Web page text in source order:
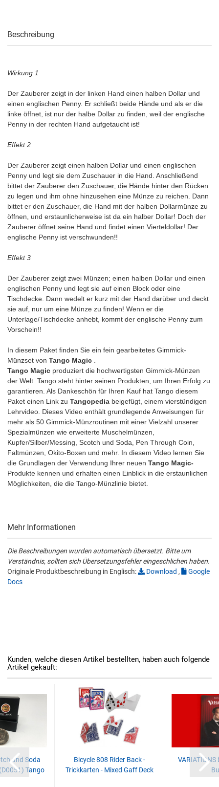
Beschreibung
Wirkung 1
Der Zauberer zeigt in der linken Hand einen halben Dollar und
einen englischen Penny. Er schließt beide Hände und als er die
linke öffnet, ist nur der halbe Dollar zu finden, weil der englische
Penny in der rechten Hand aufgetaucht ist!
Effekt 2
Der Zauberer zeigt einen halben Dollar und einen englischen
Penny und legt sie dem Zuschauer in die Hand. Anschließend
bittet der Zauberer den Zuschauer, die Hände hinter den Rücken
zu legen und ihm ohne hinzusehen eine Münze zu reichen. Dann
bittet er den Zuschauer, die Hand mit der halben Dollarmünze zu
öffnen, und erstaunlicherweise ist da ein halber Dollar! Doch der
Zauberer öffnet seine Hand und findet einen Vierteldollar! Der
englische Penny ist verschwunden!!
Effekt 3
Der Zauberer zeigt zwei Münzen; einen halben Dollar und einen
englischen Penny und legt sie auf einen Block oder eine
Tischdecke. Dann wedelt er kurz mit der Hand darüber und deckt
sie auf, nur um eine Münze zu finden! Wenn er die
Unterlage/Tischdecke anhebt, kommt der englische Penny zum
Vorschein!!
In diesem Paket finden Sie ein fein gearbeitetes Gimmick-
Münzset von Tango Magic .
Tango Magic produziert die hochwertigsten Gimmick-Münzen
der Welt. Tango steht hinter seinen Produkten, um Ihren Erfolg zu
garantieren. Als Dankeschön für Ihren Kauf hat Tango diesem
Paket einen Link zu Tangopedia beigefügt, einem vierstündigen
Lehrvideo. Dieses Video enthält grundlegende Anweisungen für
mehr als 50 Gimmick-Münzroutinen mit einer Vielzahl unserer
Spezialmünzen wie erweiterte Muschelmünzen,
Kupfer/Silber/Messing, Scotch und Soda, Pen Through Coin,
Faltmünzen, Okito-Boxen und mehr. In diesem Video lernen Sie
die Grundlagen der Verwendung Ihrer neuen Tango Magic-
Produkte kennen und erhalten einen Einblick in die erstaunlichen
Möglichkeiten, die die Tango-Münzlinie bietet.
Mehr Informationen
Die Beschreibungen wurden automatisch übersetzt. Bitte um
Verständnis, sollten sich Übersetzungsfehler eingeschlichen haben.
Originale Produktbeschreibung in Englisch:
Download ,
Google
Docs
Kunden, welche diesen Artikel bestellten, haben auch folgende
Artikel gekauft:
and Soda
Tango
Bicycle 808 Rider Back -
Trickkarten - Mixed Gaff Deck
VARIATIONS